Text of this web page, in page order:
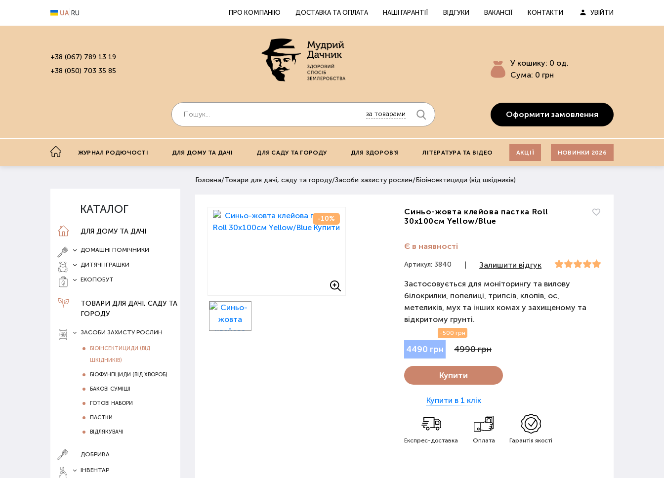
UA RU ПРО КОМПАНІЮ ДОСТАВКА ТА ОПЛАТА НАШІ ГАРАНТІЇ ВІДГУКИ ВАКАНСІЇ КОНТАКТИ УВІЙТИ
+38 (067) 789 13 19
+38 (050) 703 35 85
за товарами
У кошику: 0 од.
Сума: 0 грн
Оформити замовлення
ЖУРНАЛ РОДЮЧОСТІ ДЛЯ ДОМУ ТА ДАЧІ ДЛЯ САДУ ТА ГОРОДУ ДЛЯ ЗДОРОВ'Я ЛІТЕРАТУРА ТА ВІДЕО АКЦІЇ НОВИНКИ 2026
КАТАЛОГ
ДЛЯ ДОМУ ТА ДАЧІ
ДОМАШНІ ПОМІЧНИКИ
ДИТЯЧІ ІГРАШКИ
ЕКОПОБУТ
ТОВАРИ ДЛЯ ДАЧІ, САДУ ТА
ГОРОДУ
ЗАСОБИ ЗАХИСТУ РОСЛИН
БІОІНСЕКТИЦИДИ (ВІД
ШКІДНИКІВ)
БІОФУНГІЦИДИ (ВІД ХВОРОБ)
БАКОВІ СУМІШІ
ГОТОВІ НАБОРИ
ПАСТКИ
ВІДЛЯКУВАЧІ
ДОБРИВА
ІНВЕНТАР
Головна/Товари для дачі, саду та городу/Засоби захисту рослин/Біоінсектициди (від шкідників)
-10%
Синьо-жовта клейова пастка Roll
30х100см Yellow/Blue
Є в наявності
Артикул: 3840 |
Залишити відгук
Застосовується для моніторингу та вилову
білокрилки, попелиці, трипсів, клопів, ос,
метеликів, мух та інших комах у захищеному та
відкритому грунті.
4490 грн
-500 грн
4990 грн
Купити
Купити в 1 клік
Експрес-доставка Оплата Гарантія якості